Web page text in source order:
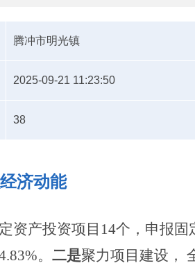
腾冲市明光镇
2025-09-21 11:23:50
38
济动能
资产投资项目 14个，申报固
。 二是聚力项目建设，